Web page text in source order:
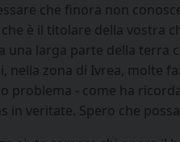
che finora non
è il titolare della vostra
una larga parte della terra
nella zona di Ivrea, molte
problema - come ha
in veritate. Spero che